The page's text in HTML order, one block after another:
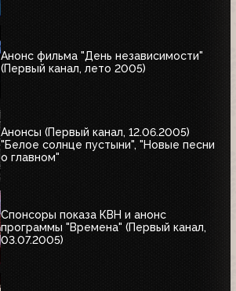
Анонс фильма "День независимости"
(Первый канал, лето 2005)
Анонсы (Первый канал, 12.06.2005)
"Белое солнце пустыни", "Новые песни
о главном"
Спонсоры показа КВН и анонс
программы "Времена" (Первый канал,
03.07.2005)